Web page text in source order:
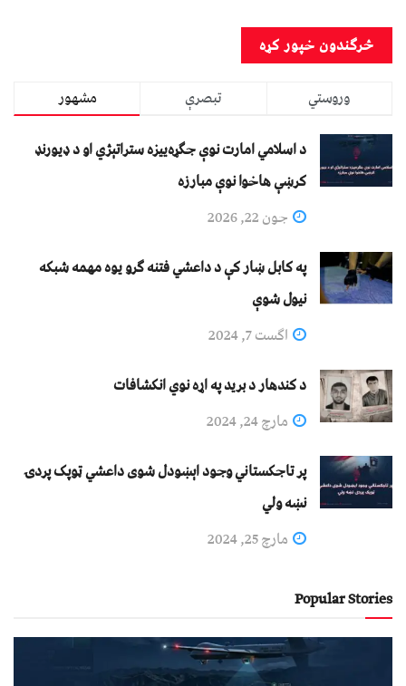
مشهور تبصرې
وروستي
د اسلامي امارت نوې جګړه‌ییزه ستراتېژي او د ډیورنډ
کرښې هاخوا نوې مبارزه
جون 22, 2026
په کابل ښار کې د داعشي فتنه ګرو يوه مهمه شبکه
نيول شوې
اگست 7, 2024
د کندهار د برید په اړه نوي انکشافات
مارچ 24, 2024
پر تاجکستاني وجود اېښودل شوی داعشي ټوپک پردۍ
نښه ولي
مارچ 25, 2024
Popular Stories